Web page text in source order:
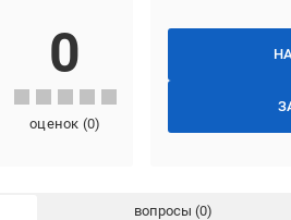
0
оценок (0)
вопросы